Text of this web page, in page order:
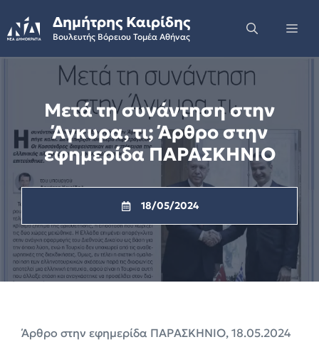
to
content
Δημήτρης Καιρίδης
Βουλευτής Βόρειου Τομέα Αθήνας
Μετά τη συνάντηση στην
Άγκυρα, τι; Άρθρο στην
εφημερίδα ΠΑΡΑΣΚΗΝΙΟ
18/05/2024
Άρθρο στην εφημερίδα ΠΑΡΑΣΚΗΝΙΟ, 18.05.2024